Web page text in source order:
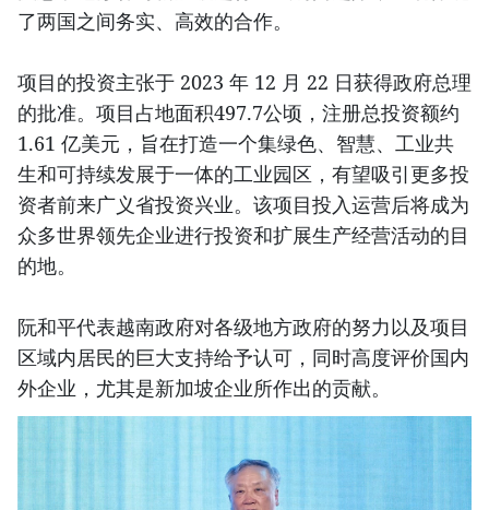
了两国之间务实、高效的合作。
项目的投资主张于 2023 年 12 月 22 日获得政府总理
的批准。项目占地面积497.7公顷，注册总投资额约
1.61 亿美元，旨在打造一个集绿色、智慧、工业共
生和可持续发展于一体的工业园区，有望吸引更多投
资者前来广义省投资兴业。该项目投入运营后将成为
众多世界领先企业进行投资和扩展生产经营活动的目
的地。
阮和平代表越南政府对各级地方政府的努力以及项目
区域内居民的巨大支持给予认可，同时高度评价国内
外企业，尤其是新加坡企业所作出的贡献。